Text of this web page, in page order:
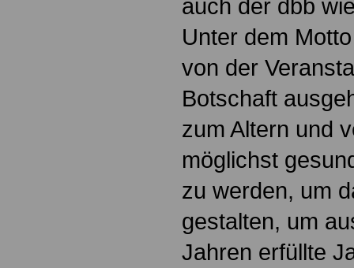
auch der dbb
Unter dem
von der
Botschaft
zum Altern und
möglichst
zu werden, um
gestalten, um
Jahren erfüllte